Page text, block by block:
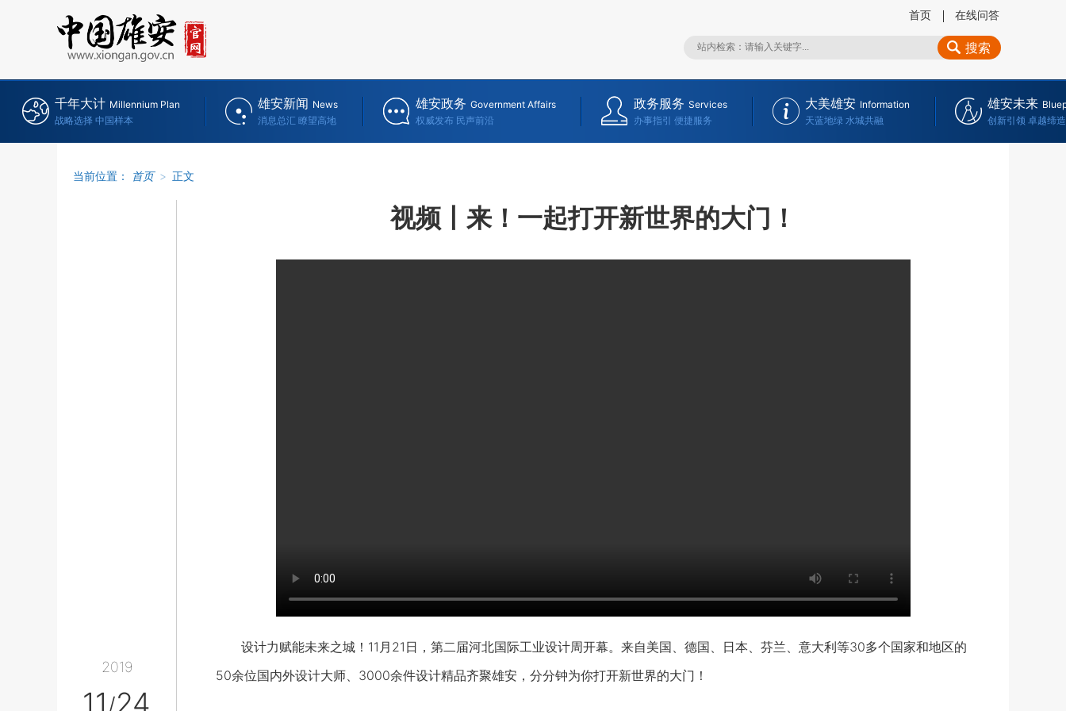
首页 在线问答
搜索
千年大计 Millennium Plan
战略选择 中国样本
雄安新闻 News
消息总汇 瞭望高地
雄安政务 Government Affairs
权威发布 民声前沿
政务服务 Services
办事指引 便捷服务
大美雄安 Information
天蓝地绿 水城共融
雄安未来
创新引领 卓越缔造
当前位置： 首页 > 正文
2019
11 /24
视频丨来！一起打开新世界的大门！
设计力赋能未来之城！11月21日，第二届河北国际工业设计周开幕。来自美国、德国、日本、芬兰、意大利等30多个国家和地区的
50余位国内外设计大师、3000余件设计精品齐聚雄安，分分钟为你打开新世界的大门！